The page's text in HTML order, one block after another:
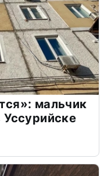
мальчик
Уссурийске